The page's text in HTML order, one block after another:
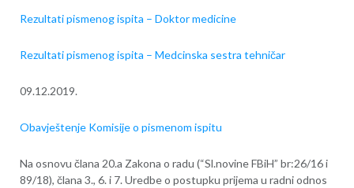
Rezultati pismenog ispita – Doktor medicine
Rezultati pismenog ispita – Medcinska sestra tehničar
09.12.2019.
Obavještenje Komisije o pismenom ispitu
Na osnovu člana 20.a Zakona o radu (“Sl.novine FBiH” br:26/16 i
89/18), člana 3., 6. i 7. Uredbe o postupku prijema u radni odnos